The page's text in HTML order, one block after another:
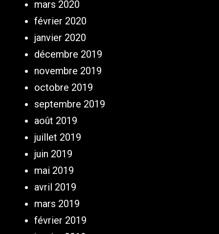
mars 2020
février 2020
janvier 2020
décembre 2019
novembre 2019
octobre 2019
septembre 2019
août 2019
juillet 2019
juin 2019
mai 2019
avril 2019
mars 2019
février 2019